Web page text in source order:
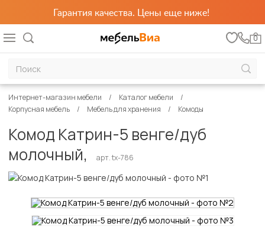
Гарантия качества. Цены еще ниже!
0
Интернет-магазин мебели
Каталог мебели
Корпусная мебель
Мебель для хранения Комоды
Комод Катрин-5 венге/дуб
молочный,
арт. tx-786